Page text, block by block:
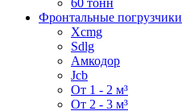
60 тонн
Фронтальные погрузчики
Xcmg
Sdlg
Амкодор
Jcb
От 1 - 2 м³
От 2 - 3 м³